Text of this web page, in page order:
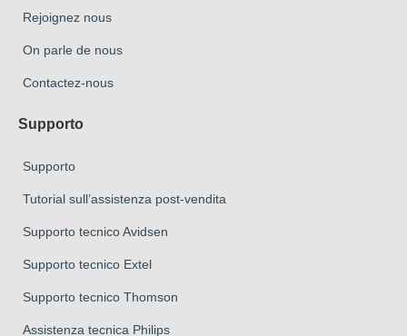
Rejoignez nous
On parle de nous
Contactez-nous
Supporto
Supporto
Tutorial sull’assistenza post-vendita
Supporto tecnico Avidsen
Supporto tecnico Extel
Supporto tecnico Thomson
Assistenza tecnica Philips